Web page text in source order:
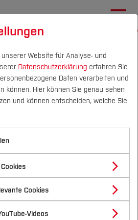
DE|EN Quicklinks
Prüfungen
Transfer
Transferprofil
(FuT)
studieren
aufklappen
Dezernate
Organigramm
Website für Analyse- und
Datenschutzerklärung erfahren Sie
Daten verarbeiten und
können. Hier können Sie genau sehen
und können entscheiden, welche Sie
Cookies
Videos